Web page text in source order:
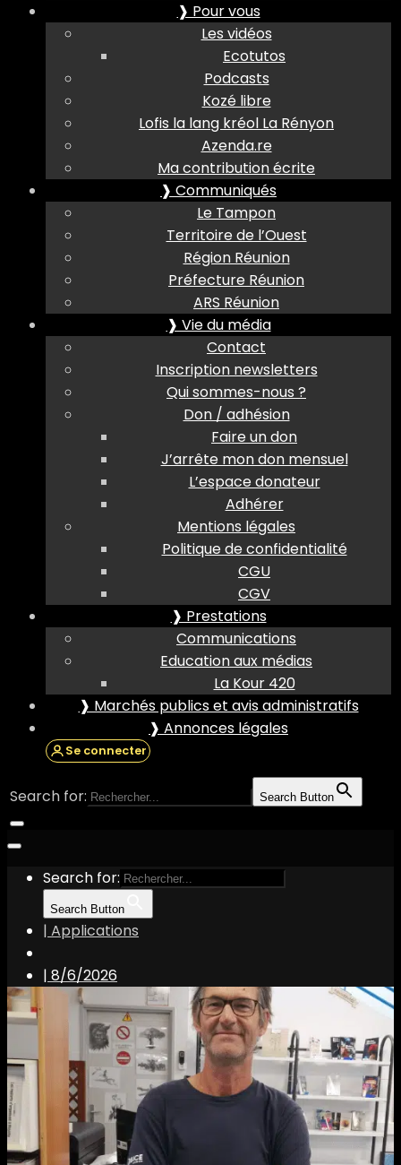
❱ Pour vous
Les vidéos
Ecotutos
Podcasts
Kozé libre
Lofis la lang kréol La Rényon
Azenda.re
Ma contribution écrite
❱ Communiqués
Le Tampon
Territoire de l’Ouest
Région Réunion
Préfecture Réunion
ARS Réunion
❱ Vie du média
Contact
Inscription newsletters
Qui sommes-nous ?
Don / adhésion
Faire un don
J’arrête mon don mensuel
L’espace donateur
Adhérer
Mentions légales
Politique de confidentialité
CGU
CGV
❱ Prestations
Communications
Education aux médias
La Kour 420
❱ Marchés publics et avis administratifs
❱ Annonces légales
Se connecter
Search for: Search Button
Search for:
Search Button
| Applications
| 8/6/2026